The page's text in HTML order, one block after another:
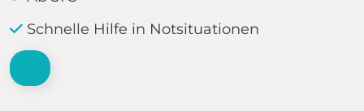
Schnelle Hilfe in Notsituationen